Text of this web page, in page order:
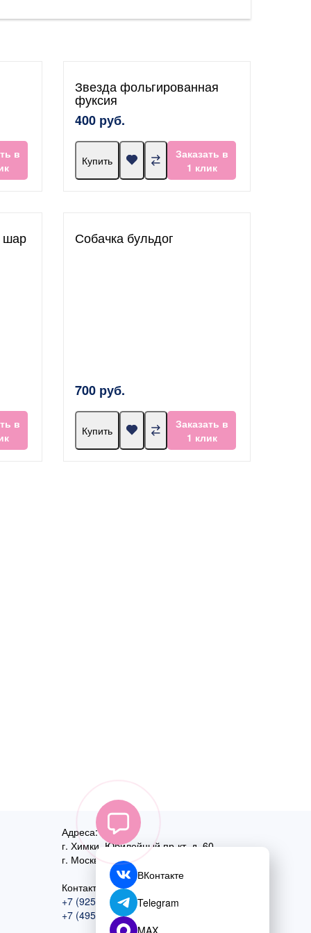
в
Звезда фольгированная
фуксия
400 руб.
Купить
Заказать в
1 клик
шар
в
Собачка бульдог
700 руб.
Купить
Заказать в
1 клик
Адреса:
г. Химки, Юбилейный пр-кт, д. 60
г. Москва
ул. Перовская, д. 59
Контактный номер:
+7 (925) 585-74-27
+7 (495) 970-44-75
ВКонтакте
Telegram
MAX